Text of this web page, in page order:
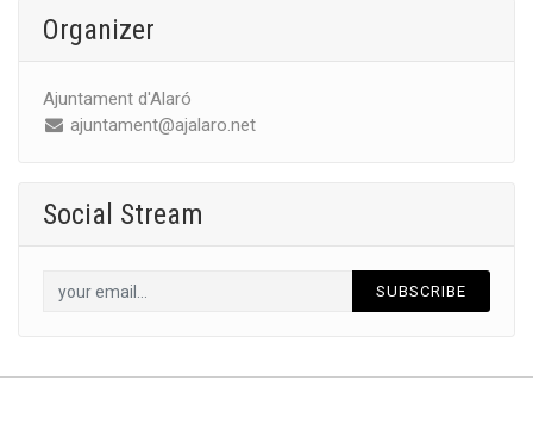
Organizer
Ajuntament d'Alaró
ajuntament@ajalaro.net
Social Stream
SUBSCRIBE